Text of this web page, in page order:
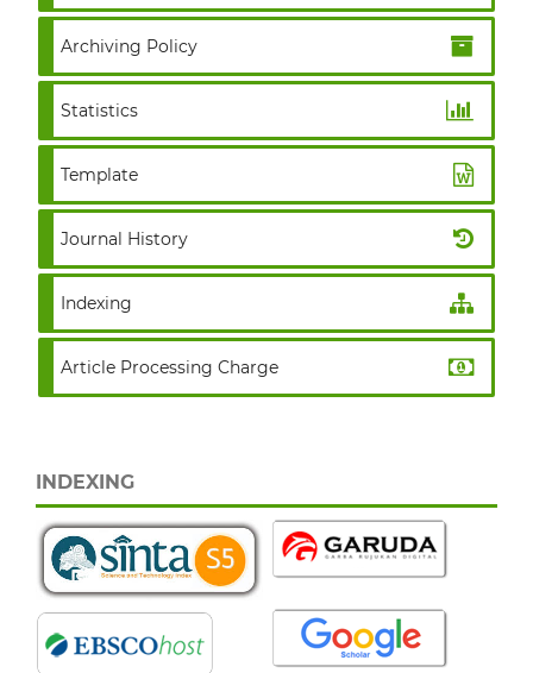
Archiving Policy
Statistics
Template
Journal History
Indexing
Article Processing Charge
INDEXING